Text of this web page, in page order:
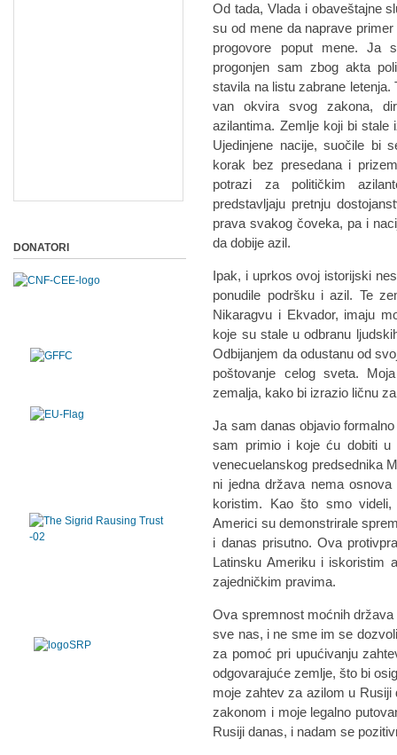
Od tada, Vlada i obaveštajne
su od mene da naprave
progovore poput mene. Ja
progonjen sam zbog akta
stavila na listu zabrane
van okvira svog zakona,
azilantima. Zemlje koji bi stale
Ujedinjene nacije, suočile bi
korak bez presedana i
potrazi za političkim
predstavljaju pretnju
prava svakog čoveka, pa i
da dobije azil.
Ipak, i uprkos ovoj istorijski
ponudile podršku i azil. Te
Nikaragvu i Ekvador, imaju
koje su stale u odbranu
Odbijanjem da odustanu od
poštovanje celog sveta.
zemalja, kako bi izrazio ličnu
Ja sam danas objavio
sam primio i koje ću dobiti u
venecuelanskog predsednika
ni jedna država nema
koristim. Kao što smo
Americi su demonstrirale
i danas prisutno. Ova
Latinsku Ameriku i iskoristim
zajedničkim pravima.
Ova spremnost moćnih
sve nas, i ne sme im se
za pomoć pri upućivanju
odgovarajuće zemlje, što bi
moje zahtev za azilom u
zakonom i moje legalno
Rusiji danas, i nadam se
DONATORI